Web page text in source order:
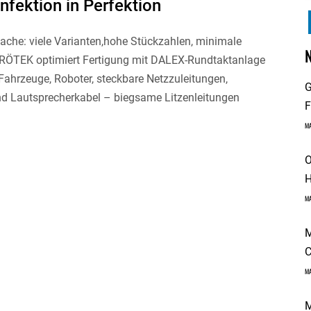
in Perfektion
viele Varianten,hohe Stückzahlen, minimale
optimiert Fertigung mit DALEX-Rundtaktanlage
Roboter, steckbare Netzzuleitungen,
Lautsprecherkabel – biegsame Litzenleitungen